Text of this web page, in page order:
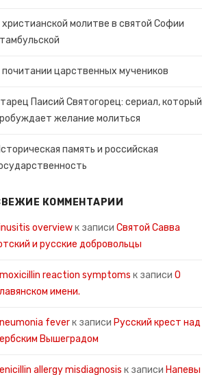
христианской молитве в святой Софии
почитании царственных мучеников
Паисий Святогорец: сериал, который
желание молиться
память и российская
КОММЕНТАРИИ
overviewк записи Святой Савва
и русские добровольцы
reaction symptoms к записи О
имени.
feverк записи Русский крест над
Вышеградом
allergy misdiagnosis к записи Напевы